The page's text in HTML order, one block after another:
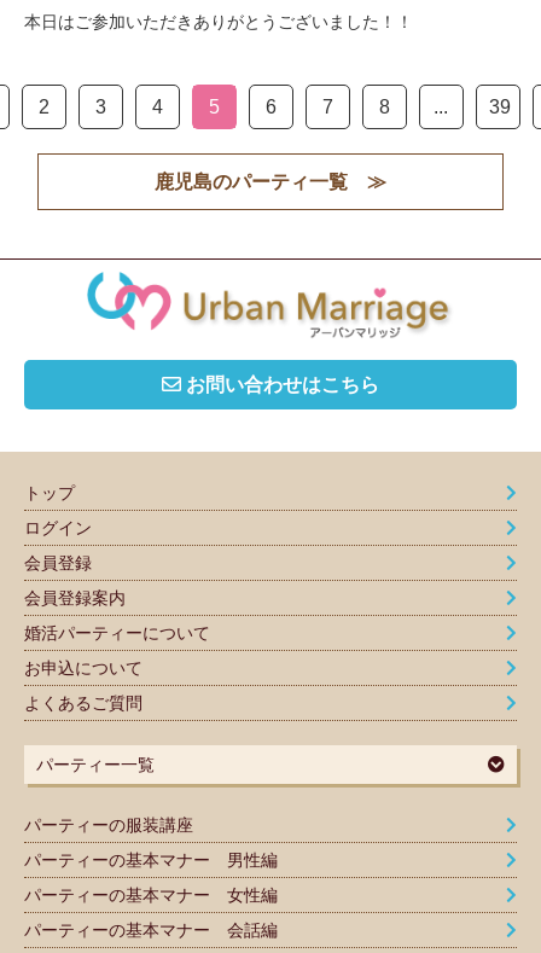
本日はご参加いただきありがとうございました！！
2 3 4 5 6 7 8 ... 39
鹿児島のパーティ一覧 ≫
お問い合わせはこちら
トップ
ログイン
会員登録
会員登録案内
婚活パーティーについて
お申込について
よくあるご質問
パーティー一覧
パーティーの服装講座
パーティーの基本マナー 男性編
パーティーの基本マナー 女性編
パーティーの基本マナー 会話編